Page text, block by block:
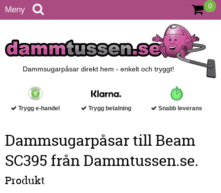
Meny 0
Dammsugarpåsar direkt hem - enkelt och tryggt!
Trygg e-handel Trygg betalning Snabb leverans
Dammsugarpåsar till Beam
SC395 från Dammtussen.se.
Produkt